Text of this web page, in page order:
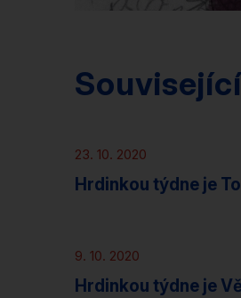
23. 10. 2020
Hrdinkou týdne je
9. 10. 2020
Hrdinkou týdne je